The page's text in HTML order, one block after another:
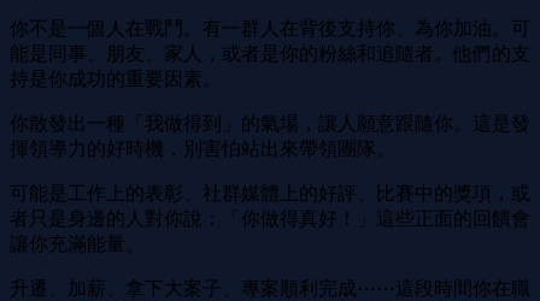
你不是一個人在戰鬥。有一群人在背後支持你、為你加油。可
能是同事、朋友、家人，或者是你的粉絲和追隨者。他們的支
持是你成功的重要因素。
你散發出一種「我做得到」的氣場，讓人願意跟隨你。這是發
揮領導力的好時機，別害怕站出來帶領團隊。
可能是工作上的表彰、社群媒體上的好評、比賽中的獎項，或
者只是身邊的人對你說：「你做得真好！」這些正面的回饋會
讓你充滿能量。
升遷、加薪、拿下大案子、專案順利完成⋯⋯這段時間你在職